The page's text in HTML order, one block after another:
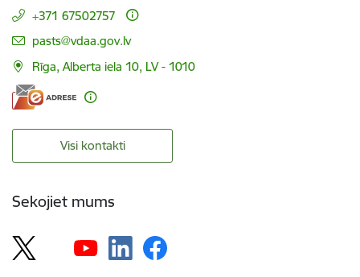
+371 67502757
E-pasts:
pasts@vdaa.gov.lv
Rīga, Alberta iela 10, LV - 1010
Visi kontakti
Sekojiet mums